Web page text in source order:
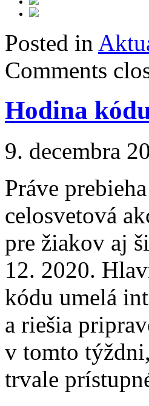
Posted in
Comments
Hodina
9. decembra
Práve
celosvetová
pre žiakov aj
12. 2020.
kódu umelá
a riešia
v tomto
trvale